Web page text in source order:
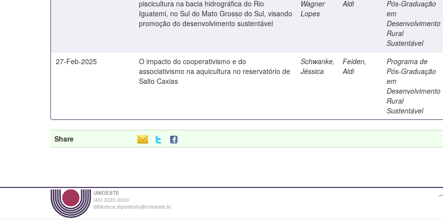
piscicultura na bacia hidrográfica do Rio
Iguatemi, no Sul do Mato Grosso do Sul, visando
promoção do desenvolvimento sustentável
Wagner
Lopes
Aldi
Pós-Graduação
em
Desenvolvimento
Rural
Sustentável
27-Feb-2025
O impacto do cooperativismo e do
associativismo na aquicultura no reservatório de
Salto Caxias
Schwanke,
Jéssica
Feiden,
Aldi
Programa de
Pós-Graduação
em
Desenvolvimento
Rural
Sustentável
Share
UNIOESTE
(45) 3220-3000
biblioteca.repositorio@unioeste.br